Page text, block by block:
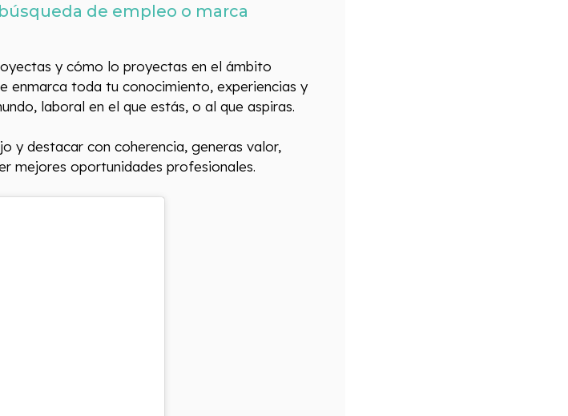
de empleo o marca
y cómo lo proyectas en el ámbito
enmarca toda tu conocimiento, experiencias y
laboral en el que estás, o al que aspiras.
y destacar con coherencia, generas valor,
mejores oportunidades profesionales.